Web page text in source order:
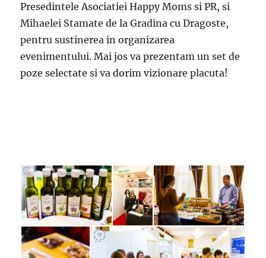
Presedintele Asociatiei Happy Moms si PR, si
Mihaelei Stamate de la Gradina cu Dragoste,
pentru sustinerea in organizarea
evenimentului. Mai jos va prezentam un set de
poze selectate si va dorim vizionare placuta!